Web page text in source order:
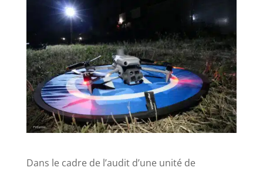
Dans le cadre de l’audit d’une unité de